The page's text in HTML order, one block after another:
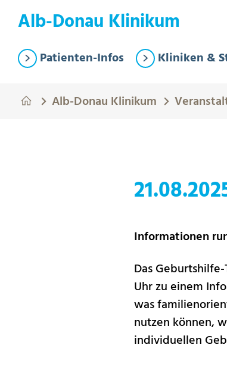
Alb-Donau Klinikum
Patienten-Infos Kliniken &
Alb-Donau Klinikum
Informationen
Das
Uhr zu einem
was
nutzen können,
individuellen